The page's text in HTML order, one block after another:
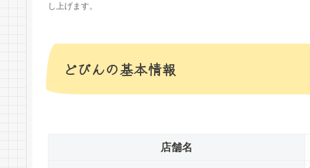
し上げます。
どびんの基本情報
店舗名